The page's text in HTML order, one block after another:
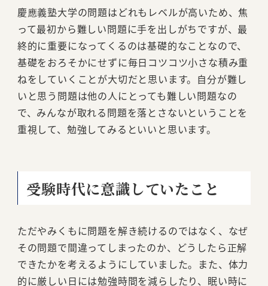
慶應義塾大学の問題はどれもレベルが高いため、焦
って最初から難しい問題に手を出しがちですが、最
終的に重要になってくるのは基礎的なことなので、
基礎をおろそかにせずに毎日コツコツ小さな積み重
ねをしていくことが大切だと思います。自分が難し
いと思う問題は他の人にとっても難しい問題なの
で、みんなが取れる問題を落とさないということを
重視して、勉強してみるといいと思います。
受験時代に意識していたこと
ただやみくもに問題を解き続けるのではなく、なぜ
その問題で間違ってしまったのか、どうしたら正解
できたかを考えるようにしていました。また、体力
的に厳しい日には勉強時間を減らしたり、眠い時に